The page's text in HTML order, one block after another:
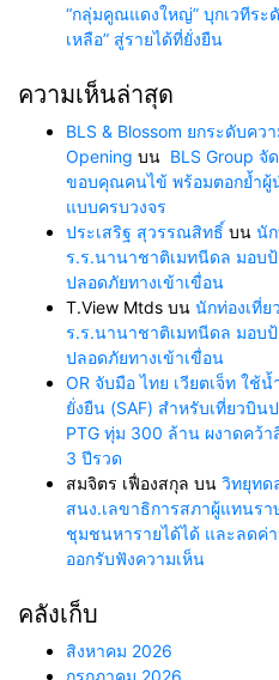
“กลุ่มคูณแดงใหญ่” บุกเวทีระ
เหลือ” สู่รายได้ที่ยั่งยืน
ความเห็นล่าสุด
BLS & Blossom ยกระดับค
Opening บน BLS Group จั
ขอบคุณคนไข้ พร้อมตอกย้ำผู้
แบบครบวงจร
ประเสริฐ สุวรรณสิทธิ์ บน นั
ร.ร.นานาชาติเมทนีดล มอบ
ปลอดภัยทางเข้าเขื่อน
T.View Mtds บน นักท่องเที่
ร.ร.นานาชาติเมทนีดล มอบ
ปลอดภัยทางเข้าเขื่อน
OR จับมือ ไทย เวียตเจ็ท ใช้
ยั่งยืน (SAF) สำหรับเที่ยวบิน
PTG ทุ่ม 300 ล้าน ผงาดคว้า
3 ปีรวด
สมจิตร เฟื่องสกุล บน วิทยุทด
สนง.เลขาธิการสภาผู้แทนร
ชุมชนหารายได้ได้ และลดค่
ออกรับฟังความเห็น
คลังเก็บ
สิงหาคม 2026
กรกฎาคม 2026